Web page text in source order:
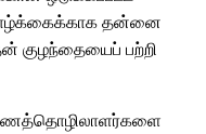
தன்னை
குழந்தையைப் பற்றி